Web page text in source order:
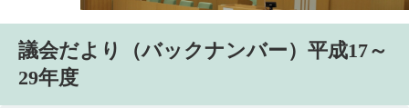
議会だより（バックナンバー）平成17～
29年度